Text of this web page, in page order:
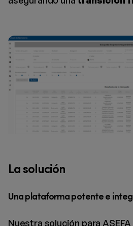
La solución
Una plataforma potente e
Nuestra solución para